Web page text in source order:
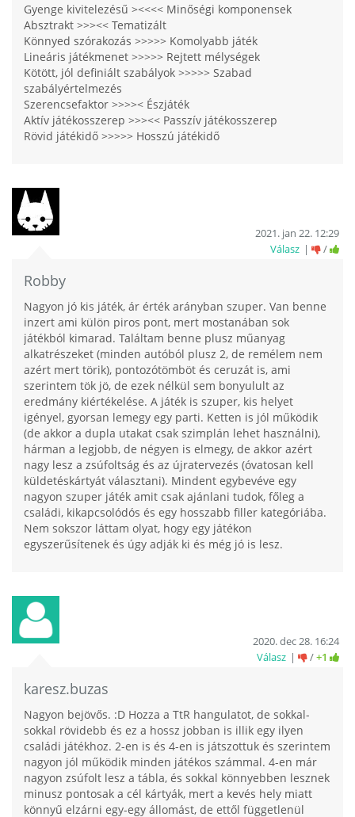
Gyenge kivitelezésű ><<<< Minőségi komponensek
Absztrakt >>><< Tematizált
Könnyed szórakozás >>>>> Komolyabb játék
Lineáris játékmenet >>>>> Rejtett mélységek
Kötött, jól definiált szabályok >>>>> Szabad
szabályértelmezés
Szerencsefaktor >>>>< Észjáték
Aktív játékosszerep >>><< Passzív játékosszerep
Rövid játékidő >>>>> Hosszú játékidő
Robby
2021. jan 22. 12:29
Válasz
/
Nagyon jó kis játék, ár érték arányban szuper. Van benne
inzert ami külön piros pont, mert mostanában sok
játékból kimarad. Találtam benne plusz műanyag
alkatrészeket (minden autóból plusz 2, de remélem nem
azért mert törik), pontozótömböt és ceruzát is, ami
szerintem tök jö, de ezek nélkül sem bonyulult az
eredmány kiértékelése. A játék is szuper, kis helyet
igényel, gyorsan lemegy egy parti. Ketten is jól működik
(de akkor a dupla utakat csak szimplán lehet használni),
hárman a legjobb, de négyen is elmegy, de akkor azért
nagy lesz a zsúfoltság és az újratervezés (óvatosan kell
küldetéskártyát választani). Mindent egybevéve egy
nagyon szuper játék amit csak ajánlani tudok, főleg a
családi, kikapcsolódós és egy hosszabb filler kategóriába.
Nem sokszor láttam olyat, hogy egy játékon
egyszerűsítenek és úgy adják ki és még jó is lesz.
karesz.buzas
2020. dec 28. 16:24
Válasz
/+1
Nagyon bejövős. :D Hozza a TtR hangulatot, de sokkal-
sokkal rövidebb és ez a hossz jobban is illik egy ilyen
családi játékhoz. 2-en is és 4-en is játszottuk és szerintem
nagyon jól működik minden játékos számmal. 4-en már
nagyon zsúfolt lesz a tábla, és sokkal könnyebben lesznek
minusz pontosak a cél kártyák, mert a kevés hely miatt
könnyű elzárni egy-egy állomást, de ettől függetlenül